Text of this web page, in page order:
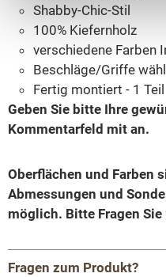
Shabby-Chic-Stil
100% Kiefernholz
verschiedene Farben
Beschläge/Griffe
Fertig montiert - 1 Teil
Geben Sie bitte Ihre
Kommentarfeld mit an.
Oberflächen und Farben
Abmessungen und
möglich. Bitte Fragen Sie
Fragen zum Produkt?